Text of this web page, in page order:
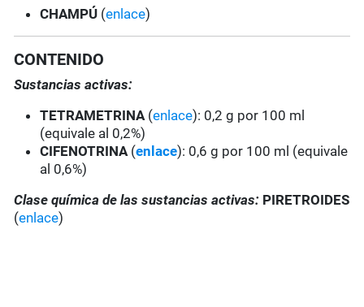
CHAMPÚ (enlace)
CONTENIDO
Sustancias activas:
TETRAMETRINA(enlace): 0,2 g por 100 ml
(equivale al 0,2%)
CIFENOTRINA (enlace): 0,6 g por 100 ml (equivale
al 0,6%)
Clase química de las sustancias activas: PIRETROIDES
(enlace)